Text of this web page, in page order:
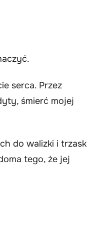
serca. Przez
śmierć mojej
do walizki i trzask
tego, że jej